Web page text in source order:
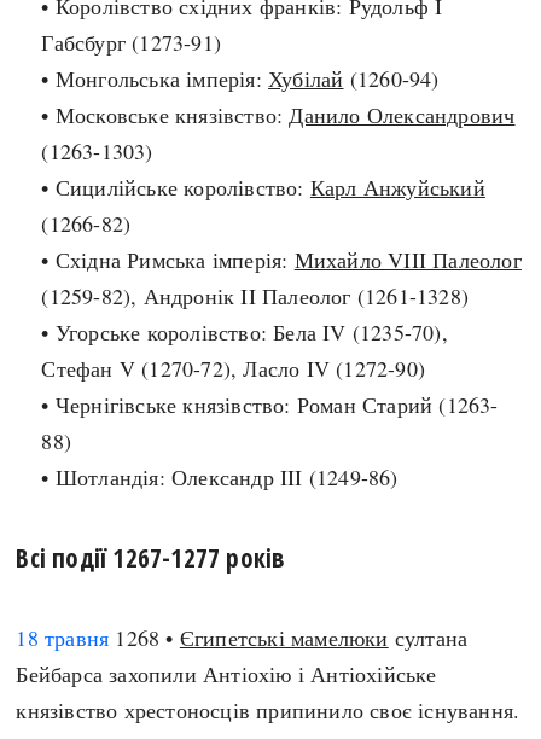
Подорожі і відкриття
Політика
Регіони
Австралія
Азія
Америка
А(нта)рктика
Африка
Європа
Темні віки
Пізнє Середньовіччя
Нова історія
Наш час
Індекси
Нові статті
Популярні статті
Всі статті
Визначальні події
Автори
done
• Королівство східних франків: Рудольф I
Габсбург (1273-91)
• Монгольська імперія:Хубілай (1260-94)
• Московське князівство:Данило Олександрович
(1263-1303)
• Сицилійське королівство: Карл Анжуйський
(1266-82)
• Східна Римська імперія: Михайло VIII Палеолог
(1259-82), Андронік II Палеолог (1261-1328)
• Угорське королівство: Бела IV (1235-70),
Стефан V (1270-72), Ласло IV (1272-90)
• Чернігівське князівство: Роман Старий (1263-
88)
• Шотландія: Олександр III (1249-86)
Всі події 1267-1277 років
18 травня 1268 • Єгипетські мамелюки султана
Бейбарса захопили Антіохію і Антіохійське
князівство хрестоносців припинило своє існування.